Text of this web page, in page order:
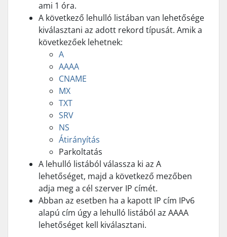
ami 1 óra.
A következő lehulló listában van lehetősége
kiválasztani az adott rekord típusát. Amik a
következőek lehetnek:
A
AAAA
CNAME
MX
TXT
SRV
NS
Átirányítás
Parkoltatás
A lehulló listából válassza ki az A
lehetőséget, majd a következő mezőben
adja meg a cél szerver IP címét.
Abban az esetben ha a kapott IP cím IPv6
alapú cím úgy a lehulló listából az AAAA
lehetőséget kell kiválasztani.